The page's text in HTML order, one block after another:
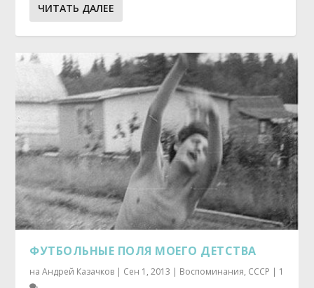
ЧИТАТЬ ДАЛЕЕ
ФУТБОЛЬНЫЕ ПОЛЯ МОЕГО ДЕТСТВА
наАндрей Казачков | Сен 1, 2013 | Воспоминания, СССР | 1